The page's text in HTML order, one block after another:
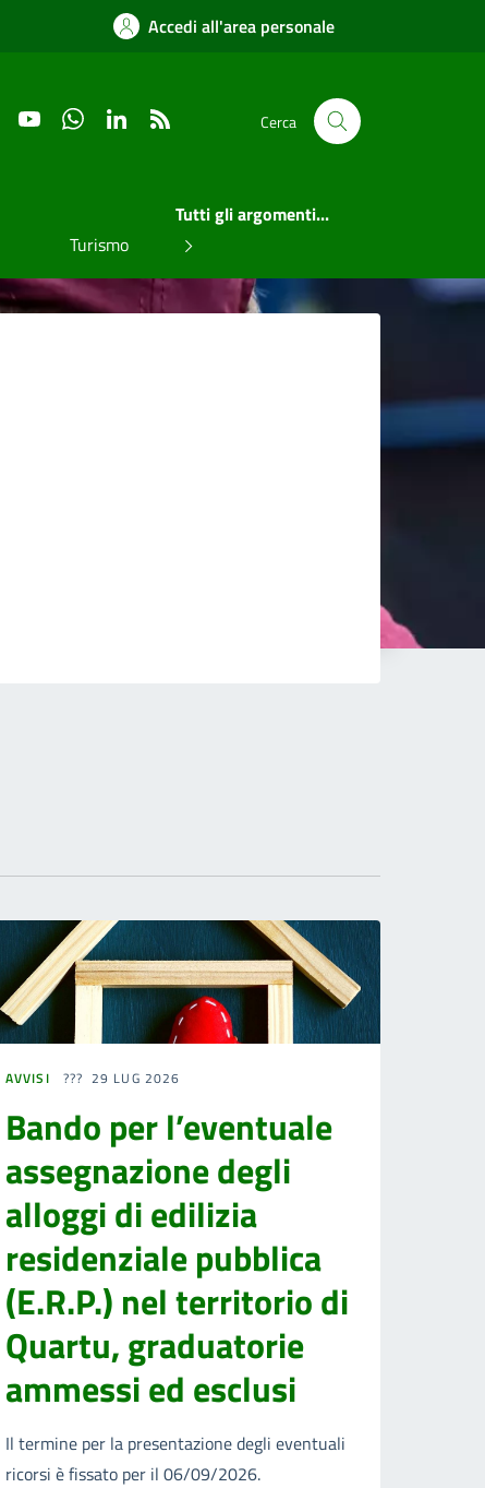
Accedi all'area personale
YouTube WhatsAppLinkedIn Cerca
Turismo
Tutti gli argomenti...
AVVISI 29 LUG 2026
Bando per l’eventuale
assegnazione degli
alloggi di edilizia
residenziale pubblica
(E.R.P.) nel territorio di
Quartu, graduatorie
ammessi ed esclusi
Il termine per la presentazione degli eventuali
ricorsi è fissato per il 06/09/2026.